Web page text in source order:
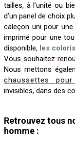
tailles, à l’unité ou
d’un panel de choix
caleçon uni pour
imprimé pour une
disponible, les
Vous souhaitez
Nous mettons
chaussettes
invisibles, dans des
Retrouvez tous
homme :